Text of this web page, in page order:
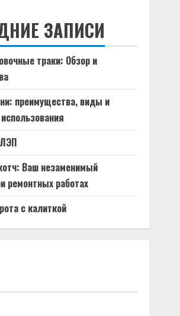
ЗАПИСИ
траки: Обзор и
преимущества, виды и
Ваш незаменимый
ремонтных работах
с калиткой